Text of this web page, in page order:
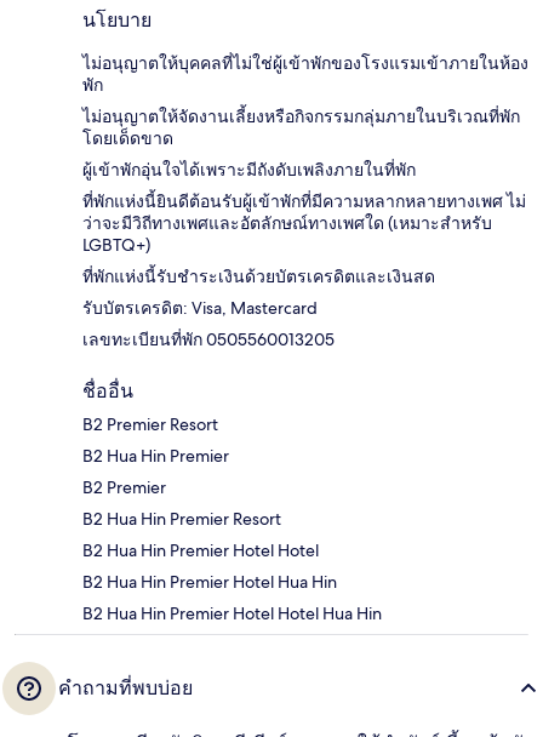
นโยบาย
ไม่อนุญาตให้บุคคลที่ไม่ใช่ผู้เข้าพักของโรงแรมเข้าภายในห้อง
พัก
ไม่อนุญาตให้จัดงานเลี้ยงหรือกิจกรรมกลุ่มภายในบริเวณที่พัก
โดยเด็ดขาด
ผู้เข้าพักอุ่นใจได้เพราะมีถังดับเพลิงภายในที่พัก
ที่พักแห่งนี้ยินดีต้อนรับผู้เข้าพักที่มีความหลากหลายทางเพศ ไม่
ว่าจะมีวิถีทางเพศและอัตลักษณ์ทางเพศใด (เหมาะสำหรับ
LGBTQ+)
ที่พักแห่งนี้รับชำระเงินด้วยบัตรเครดิตและเงินสด
รับบัตรเครดิต: Visa, Mastercard
เลขทะเบียนที่พัก 0505560013205
ชื่ออื่น
B2 Premier Resort
B2 Hua Hin Premier
B2 Premier
B2 Hua Hin Premier Resort
B2 Hua Hin Premier Hotel Hotel
B2 Hua Hin Premier Hotel Hua Hin
B2 Hua Hin Premier Hotel Hotel Hua Hin
คำถามที่พบบ่อย